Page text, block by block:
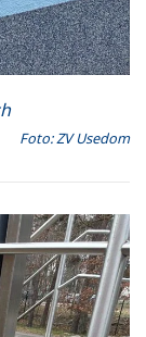
Foto: ZV Usedom